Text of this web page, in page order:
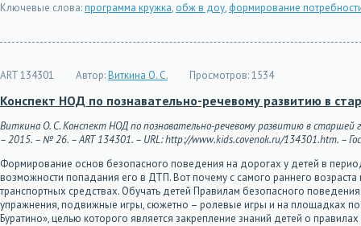
Ключевые слова:программа кружка, обж в доу, формирование
ART 134301 Автор:Виткина О. С. Просмотров:1534
Конспект НОД по познавательно-речевому развитию в
Виткина О. С. Конспект НОД по познавательно-речевому развитию в
– 2015. – № 26. – ART 134301. – URL: http://www.kids.covenok.ru/134301.htm. –
Формирование основ безопасного поведения на дорогах у детей в
возможности попадания его в ДТП. Вот почему с самого раннего
транспортных средствах. Обучать детей Правилам безопасного
упражнения, подвижные игры, сюжетно – ролевые игры и на площадках
Буратино», целью которого является закрепление знаний детей о